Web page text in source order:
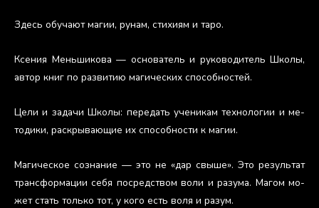
Здесь обу­ча­ют ма­гии, ру­нам, сти­хи­ям и та­ро.
Ксе­ния Мень­ши­кова — ос­но­ватель и ру­ково­дитель Шко­лы,
ав­тор книг по раз­ви­тию ма­гичес­ких спо­соб­ностей.
Це­ли и за­дачи Шко­лы: пе­редать уче­никам тех­но­логии и ме­
тоди­ки, рас­кры­ва­ющие их спо­соб­ности к ма­гии.
Ма­гичес­кое соз­на­ние — это не «дар свы­ше». Это ре­зуль­тат
тран­сфор­ма­ции се­бя пос­редс­твом во­ли и ра­зума. Ма­гом мо­
жет стать толь­ко тот, у ко­го есть во­ля и ра­зум.